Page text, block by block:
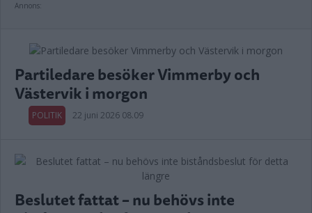
Annons:
Partiledare besöker Vimmerby och
Västervik i morgon
POLITIK 22 juni 2026 08.09
Beslutet fattat – nu behövs inte